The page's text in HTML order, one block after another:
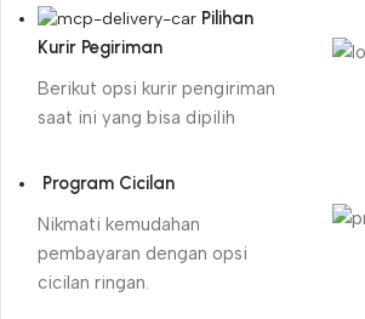
Pilihan
Kurir Pegiriman
Berikut opsi kurir pengiriman
saat ini yang bisa dipilih
Program Cicilan
Nikmati kemudahan
pembayaran dengan opsi
cicilan ringan.